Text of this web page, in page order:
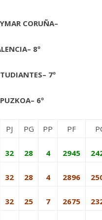
CORUÑA–
8º
7º
6º
PJ PG PP PF
32 28 4 2945
32 28 4 2896
32 25 7 2675